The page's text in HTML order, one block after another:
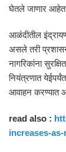
घेतले जाणार
आळंदीतील
असले तरी
नागरिकांना
नियंत्रणात
आवाहन
read also :
increases-